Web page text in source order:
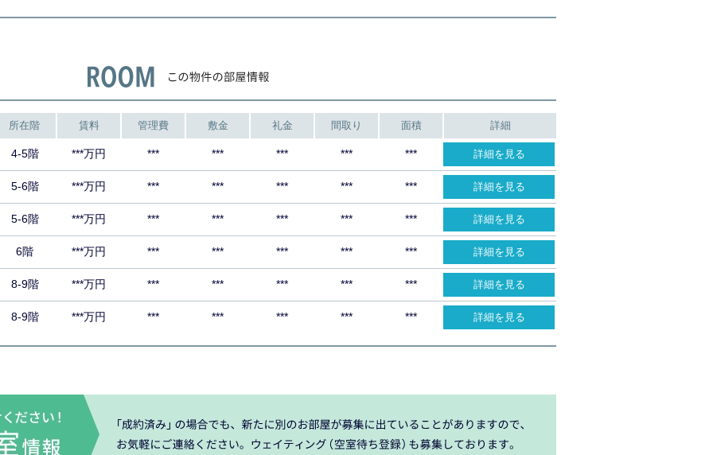
所在階 賃料 管理費 敷金 礼金 間取り 面積 詳細
4-5階 ***万円 *** *** *** *** *** 詳細を見る
5-6階 ***万円 *** *** *** *** *** 詳細を見る
5-6階 ***万円 *** *** *** *** *** 詳細を見る
6階 ***万円 *** *** *** *** *** 詳細を見る
8-9階 ***万円 *** *** *** *** *** 詳細を見る
8-9階 ***万円 *** *** *** *** *** 詳細を見る